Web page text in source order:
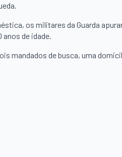
os militares da Guarda
de idade.
mandados de busca, uma